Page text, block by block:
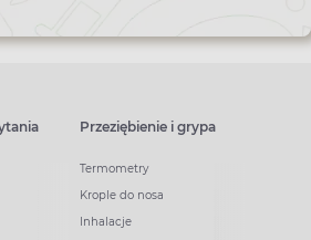
Przeziębienie i grypa
Termometry
Krople do nosa
Inhalacje